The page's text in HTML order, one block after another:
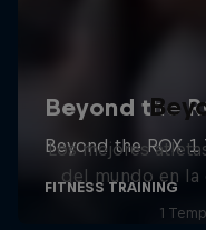
Los mejores
del mundo en la
1